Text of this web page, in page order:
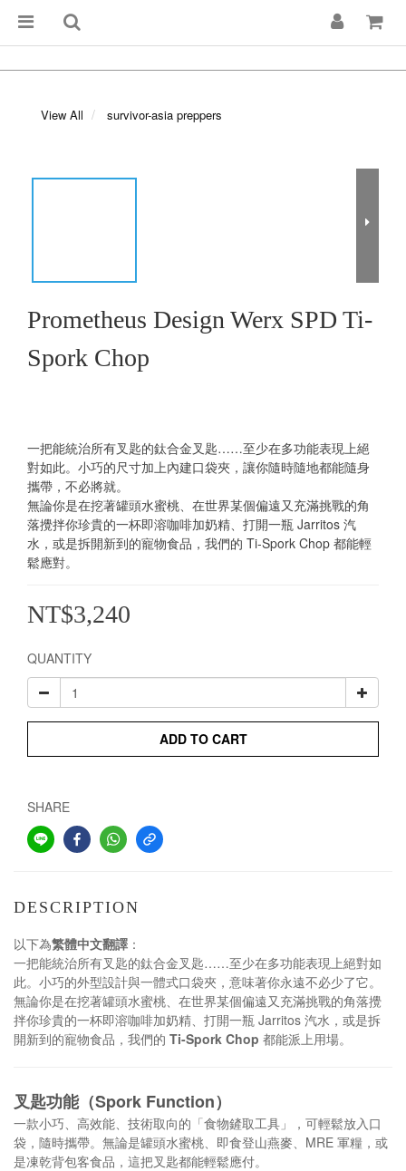
View All survivor-asia preppers
Prometheus Design Werx SPD Ti-
Spork Chop
一把能統治所有叉匙的鈦合金叉匙……至少在多功能表現上絕
對如此。小巧的尺寸加上內建口袋夾，讓你隨時隨地都能隨身
攜帶，不必將就。
無論你是在挖著罐頭水蜜桃、在世界某個偏遠又充滿挑戰的角
落攪拌你珍貴的一杯即溶咖啡加奶精、打開一瓶 Jarritos 汽
水，或是拆開新到的寵物食品，我們的 Ti-Spork Chop 都能輕
鬆應對。
NT$3,240
QUANTITY
ADD TO CART
SHARE
DESCRIPTION
以下為繁體中文翻譯 ：
一把能統治所有叉匙的鈦合金叉匙……至少在多功能表現上絕對如
此。小巧的外型設計與一體式口袋夾，意味著你永遠不必少了它。
無論你是在挖著罐頭水蜜桃、在世界某個偏遠又充滿挑戰的角落攪
拌你珍貴的一杯即溶咖啡加奶精、打開一瓶 Jarritos 汽水，或是拆
開新到的寵物食品，我們的 Ti-Spork Chop 都能派上用場。
叉匙功能（Spork Function）
一款小巧、高效能、技術取向的「食物鏟取工具」，可輕鬆放入口
袋，隨時攜帶。無論是罐頭水蜜桃、即食登山燕麥、MRE 軍糧，或
是凍乾背包客食品，這把叉匙都能輕鬆應付。